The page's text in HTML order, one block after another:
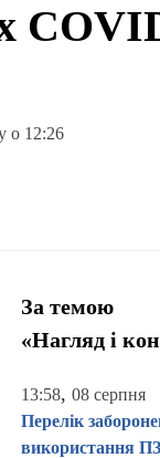
о 12:26
За темою
«Нагляд і
13:58, 08 серпня
Перелік
використання